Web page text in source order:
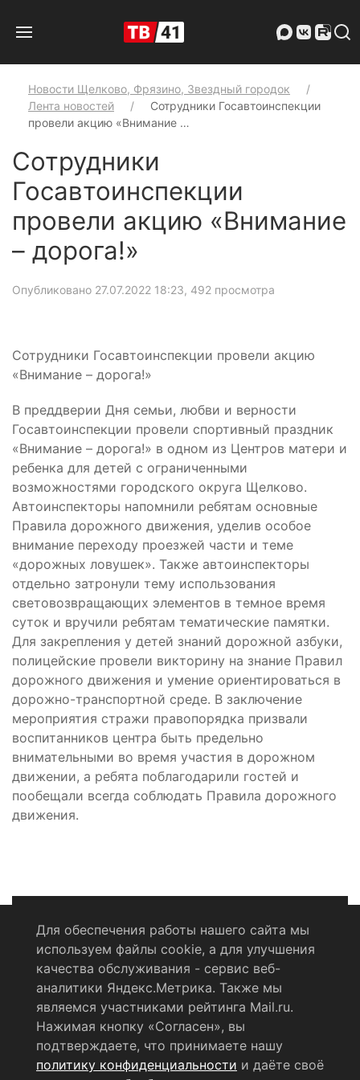
Новости Щелково, Фрязино, Звездный городок
Лента новостей
Сотрудники Госавтоинспекции
провели акцию «Внимание …
Сотрудники
Госавтоинспекции
провели акцию «Внимание
– дорога!»
Опубликовано 27.07.2022 18:23, 492 просмотра
Сотрудники Госавтоинспекции провели акцию
«Внимание – дорога!»
В преддверии Дня семьи, любви и верности
Госавтоинспекции провели спортивный праздник
«Внимание – дорога!» в одном из Центров матери и
ребенка для детей с ограниченными
возможностями городского округа Щелково.
Автоинспекторы напомнили ребятам основные
Правила дорожного движения, уделив особое
внимание переходу проезжей части и теме
«дорожных ловушек». Также автоинспекторы
отдельно затронули тему использования
световозвращающих элементов в темное время
суток и вручили ребятам тематические памятки.
Для закрепления у детей знаний дорожной азбуки,
полицейские провели викторину на знание Правил
дорожного движения и умение ориентироваться в
дорожно-транспортной среде. В заключение
мероприятия стражи правопорядка призвали
воспитанников центра быть предельно
внимательными во время участия в дорожном
движении, а ребята поблагодарили гостей и
пообещали всегда соблюдать Правила дорожного
движения.
Политика конфиденциальности
Согласие на обработку персональных данных
RSS-лента
Для обеспечения работы нашего сайта мы
используем файлы cookie, а для улучшения
качества обслуживания - сервис веб-
аналитики Яндекс.Метрика. Также мы
являемся участниками рейтинга Mail.ru.
Нажимая кнопку «Согласен», вы
подтверждаете, что принимаете нашу
политику конфиденциальности и даёте своё